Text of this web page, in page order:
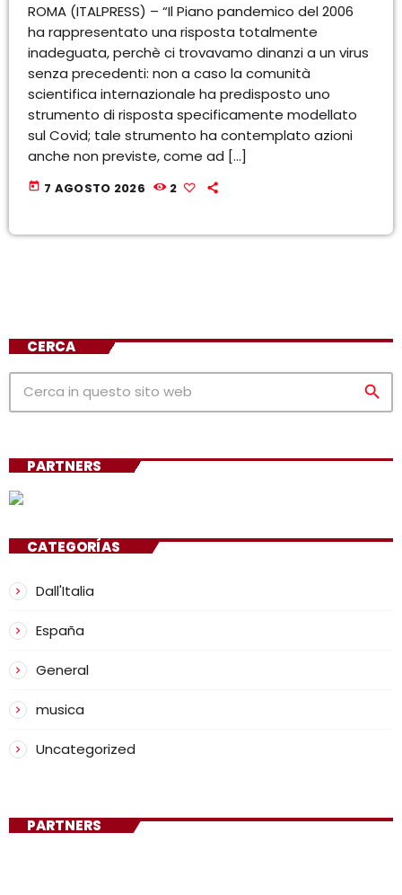
ROMA (ITALPRESS) – “Il Piano pandemico del 2006
ha rappresentato una risposta totalmente
inadeguata, perchè ci trovavamo dinanzi a un virus
senza precedenti: non a caso la comunità
scientifica internazionale ha predisposto uno
strumento di risposta specificamente modellato
sul Covid; tale strumento ha contemplato azioni
anche non previste, come ad […]
today 7 AGOSTO 2026 2
CERCA
search
PARTNERS
CATEGORÍAS
Dall'Italia
España
General
musica
Uncategorized
PARTNERS